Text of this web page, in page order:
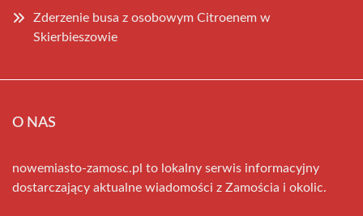
Zderzenie busa z osobowym Citroenem w
Skierbieszowie
O NAS
nowemiasto-zamosc.pl to lokalny serwis informacyjny
dostarczający aktualne wiadomości z Zamościa i okolic.